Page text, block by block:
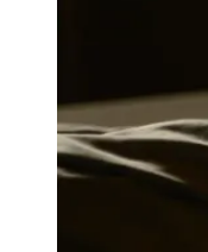
Santana de Parnaíba
Para Sua Empresa
Anuncie Regional
Guia de Empresas